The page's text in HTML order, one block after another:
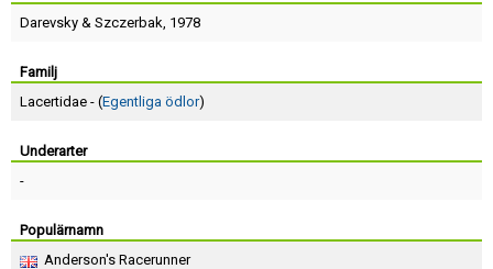
Darevsky & Szczerbak, 1978
Familj
Lacertidae - (Egentliga ödlor)
Underarter
-
Populärnamn
Anderson's Racerunner
Terms of Service